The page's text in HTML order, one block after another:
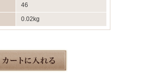
46
0.02kg